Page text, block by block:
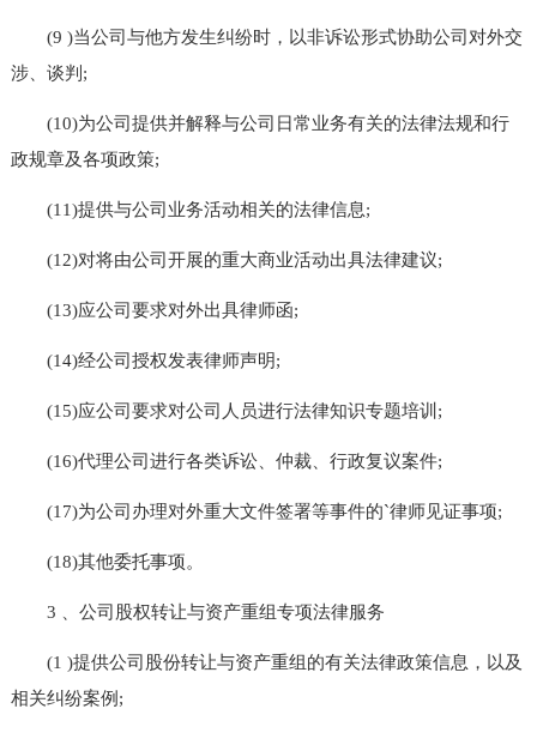
(9 )当公司与他方发生纠纷时，以非诉讼形式协助公司对外交
涉、谈判;
(10)为公司提供并解释与公司日常业务有关的法律法规和行
政规章及各项政策;
(11)提供与公司业务活动相关的法律信息;
(12)对将由公司开展的重大商业活动出具法律建议;
(13)应公司要求对外出具律师函;
(14)经公司授权发表律师声明;
(15)应公司要求对公司人员进行法律知识专题培训;
(16)代理公司进行各类诉讼、仲裁、行政复议案件;
(17)为公司办理对外重大文件签署等事件的`律师见证事项;
(18)其他委托事项。
3 、公司股权转让与资产重组专项法律服务
(1 )提供公司股份转让与资产重组的有关法律政策信息，以及
相关纠纷案例;